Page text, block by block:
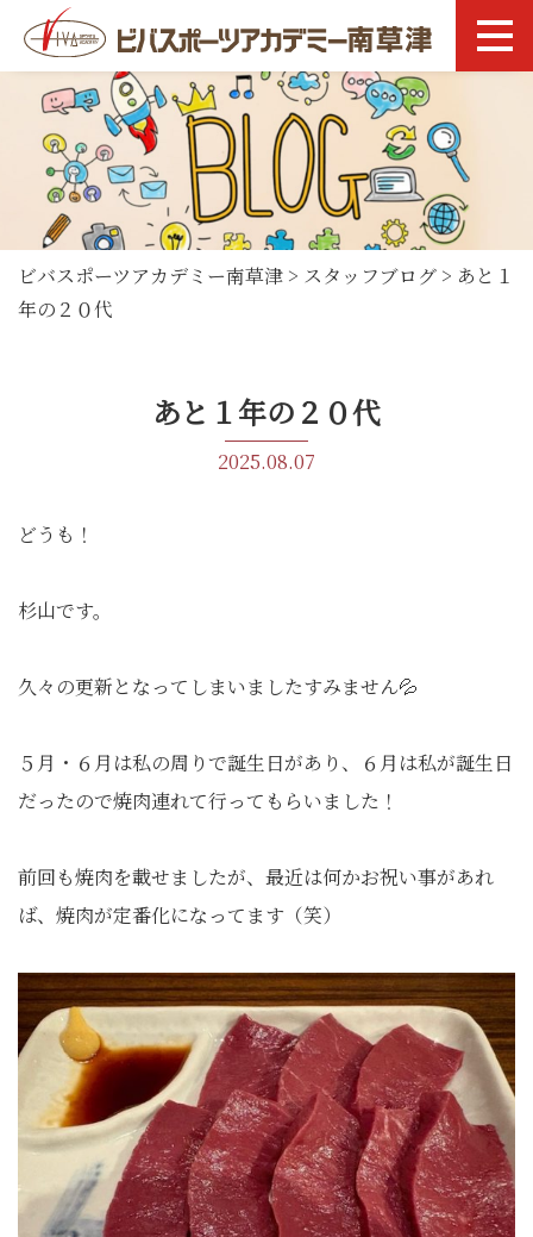
ビバスポーツアカデミー南草津 > スタッフブログ > あと１
年の２０代
あと１年の２０代
2025.08.07
どうも！
杉山です。
久々の更新となってしまいましたすみません💦
５月・６月は私の周りで誕生日があり、６月は私が誕生日
だったので焼肉連れて行ってもらいました！
前回も焼肉を載せましたが、最近は何かお祝い事があれ
ば、焼肉が定番化になってます（笑）